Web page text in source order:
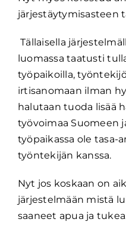
järjestäytymisasteen
Tällaisella
luomassa taatusti
työpaikoilla,
irtisanomaan ilman
halutaan tuoda lisää
työvoimaa Suomeen
työpaikassa ole tasa-
työntekijän kanssa.
Nyt jos koskaan on
järjestelmään mistä
saaneet apua ja